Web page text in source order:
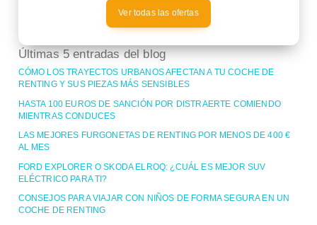
Ver todas las ofertas
Últimas 5 entradas del blog
CÓMO LOS TRAYECTOS URBANOS AFECTAN A TU COCHE DE
RENTING Y SUS PIEZAS MÁS SENSIBLES
HASTA 100 EUROS DE SANCIÓN POR DISTRAERTE COMIENDO
MIENTRAS CONDUCES
LAS MEJORES FURGONETAS DE RENTING POR MENOS DE 400 €
AL MES
FORD EXPLORER O SKODA ELROQ: ¿CUÁL ES MEJOR SUV
ELÉCTRICO PARA TI?
CONSEJOS PARA VIAJAR CON NIÑOS DE FORMA SEGURA EN UN
COCHE DE RENTING